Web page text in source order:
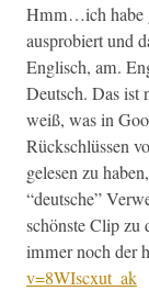
Hmm…ich habe
aus­pro­biert und
Englisch, am.
Deutsch. Das ist
weiß, was in
Rückschlüssen
gele­sen zu
“deutsche”
schön­ste Clip zu
immer noch der
v=8WIscxut_ak